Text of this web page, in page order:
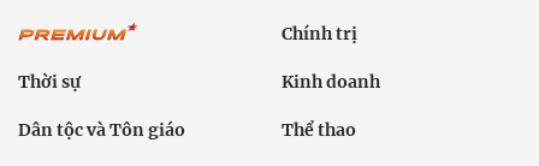
Chính trị
Thời sự Kinh doanh
Dân tộc và Tôn giáo Thể thao